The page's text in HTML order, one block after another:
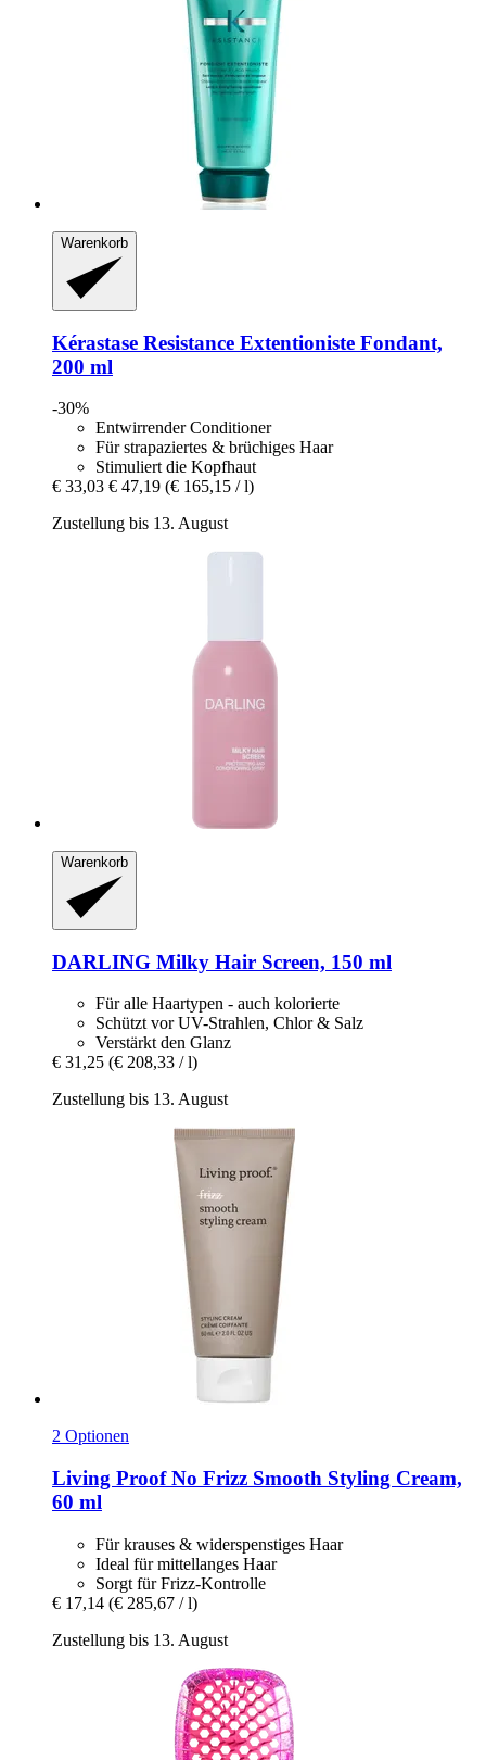
Warenkorb
Kérastase Resistance Extentioniste Fondant,
200 ml
-30%
Entwirrender Conditioner
Für strapaziertes & brüchiges Haar
Stimuliert die Kopfhaut
€ 33,03 € 47,19 (€ 165,15 / l)
Zustellung bis 13. August
Warenkorb
DARLING Milky Hair Screen, 150 ml
Für alle Haartypen - auch kolorierte
Schützt vor UV-Strahlen, Chlor & Salz
Verstärkt den Glanz
€ 31,25 (€ 208,33 / l)
Zustellung bis 13. August
2 Optionen
Living ProofNo Frizz Smooth Styling Cream,
60 ml
Für krauses & widerspenstiges Haar
Ideal für mittellanges Haar
Sorgt für Frizz-Kontrolle
€ 17,14 (€ 285,67 / l)
Zustellung bis 13. August